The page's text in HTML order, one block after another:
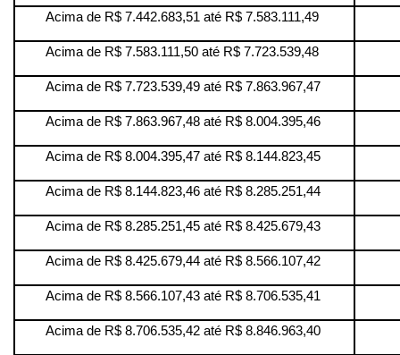
Acima de R$ 7.442.683,51 até R$ 7.583.111,49
Acima de R$ 7.583.111,50 até R$ 7.723.539,48
Acima de R$ 7.723.539,49 até R$ 7.863.967,47
Acima de R$ 7.863.967,48 até R$ 8.004.395,46
Acima de R$ 8.004.395,47 até R$ 8.144.823,45
Acima de R$ 8.144.823,46 até R$ 8.285.251,44
Acima de R$ 8.285.251,45 até R$ 8.425.679,43
Acima de R$ 8.425.679,44 até R$ 8.566.107,42
Acima de R$ 8.566.107,43 até R$ 8.706.535,41
Acima de R$ 8.706.535,42 até R$ 8.846.963,40